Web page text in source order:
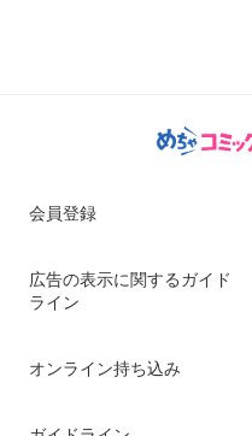
会員登録
広告の表示に関するガイド
ライン
オンライン持ち込み